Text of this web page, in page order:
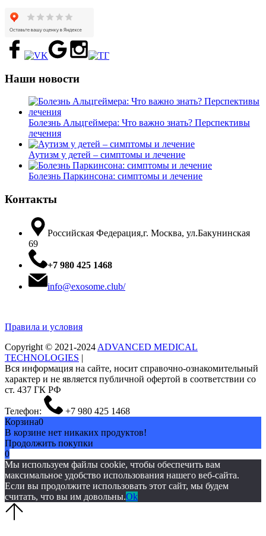
Наши новости
Болезнь Альцгеймера: Что важно знать? Перспективы
лечения
Аутизм у детей – симптомы и лечение
Болезнь Паркинсона: симптомы и лечение
Контакты
Российская Федерация,г. Москва, ул.Бакунинская
69
+7 980 425 1468
info@exosome.club/
Правила и условия
Copyright © 2021-2024 ADVANCED MEDICAL
TECHNOLOGIES |
Вся информация на сайте, носит справочно-ознакомительный
характер и не является публичной офертой в соответствии со
ст. 437 ГК РФ
Телефон:
+7 980 425 1468
Корзина0
В корзине нет никаких продуктов!
Продолжить покупки
0
Мы используем файлы cookie, чтобы обеспечить вам
максимальное удобство использования нашего веб-сайта.
Если вы продолжите использовать этот сайт, мы будем
считать, что вы им довольны.Ok